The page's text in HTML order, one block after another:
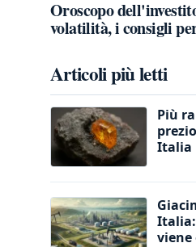
Oroscopo
volatilità, i consigli
Articoli più letti
Più
Italia